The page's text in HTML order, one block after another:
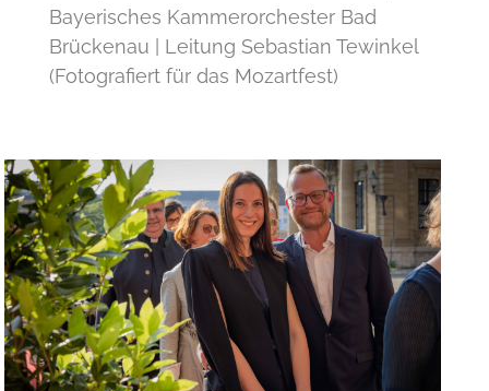
Bayerisches Kammerorchester Bad
Brückenau | Leitung Sebastian Tewinkel
(Fotografiert für das Mozartfest)